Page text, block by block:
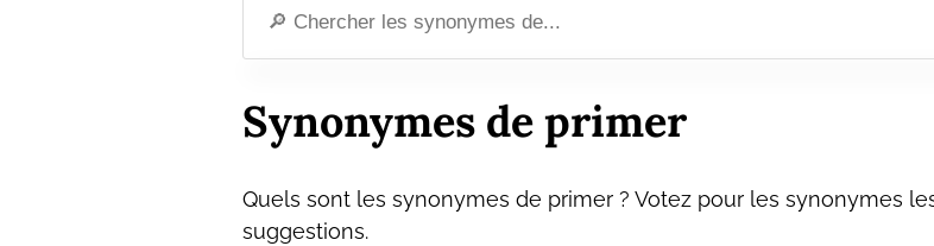
Synonymes de primer
Quels sont les synonymes de primer ? Votez pour les synonymes
suggestions.